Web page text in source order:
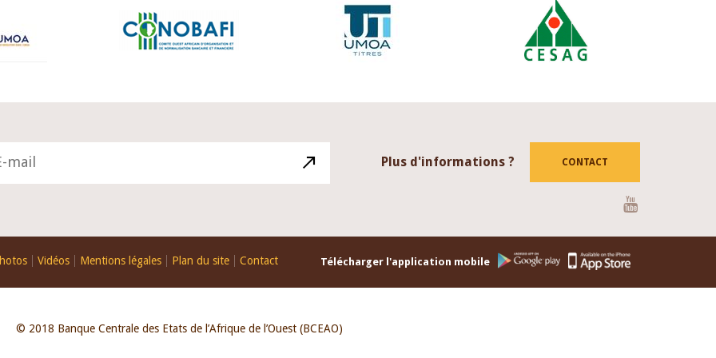
Plus d'informations ? CONTACT
Vidéos Mentions légales Plan du site Contact Télécharger l'application mobile
© 2018 Banque Centrale des Etats de l’Afrique de l’Ouest (BCEAO)